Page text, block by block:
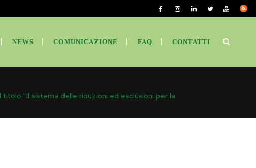
NEWS COMUNICAZIONE FAQ CONTATTI
“Il sistema delle riduzioni ed esclusioni per la